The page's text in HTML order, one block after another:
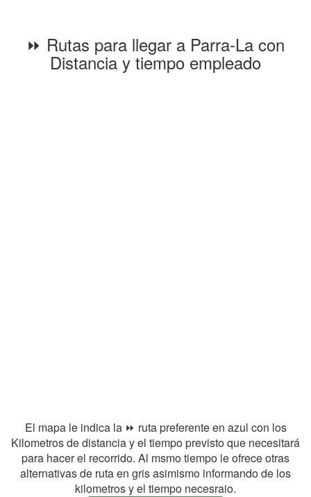
⏩ Rutas para llegar a Parra-La con
Distancia y tiempo empleado
El mapa le indica la ⏩ ruta preferente en azul con los
Kilometros de distancia y el tiempo previsto que necesitará
para hacer el recorrido. Al msmo tiempo le ofrece otras
alternativas de ruta en gris asimismo informando de los
kilometros y el tiempo necesraio.